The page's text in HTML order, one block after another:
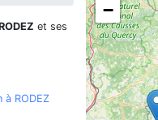
et ses
à RODEZ
−